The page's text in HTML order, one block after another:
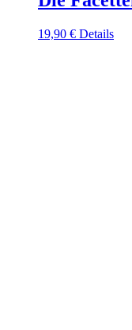
19,90 € Details